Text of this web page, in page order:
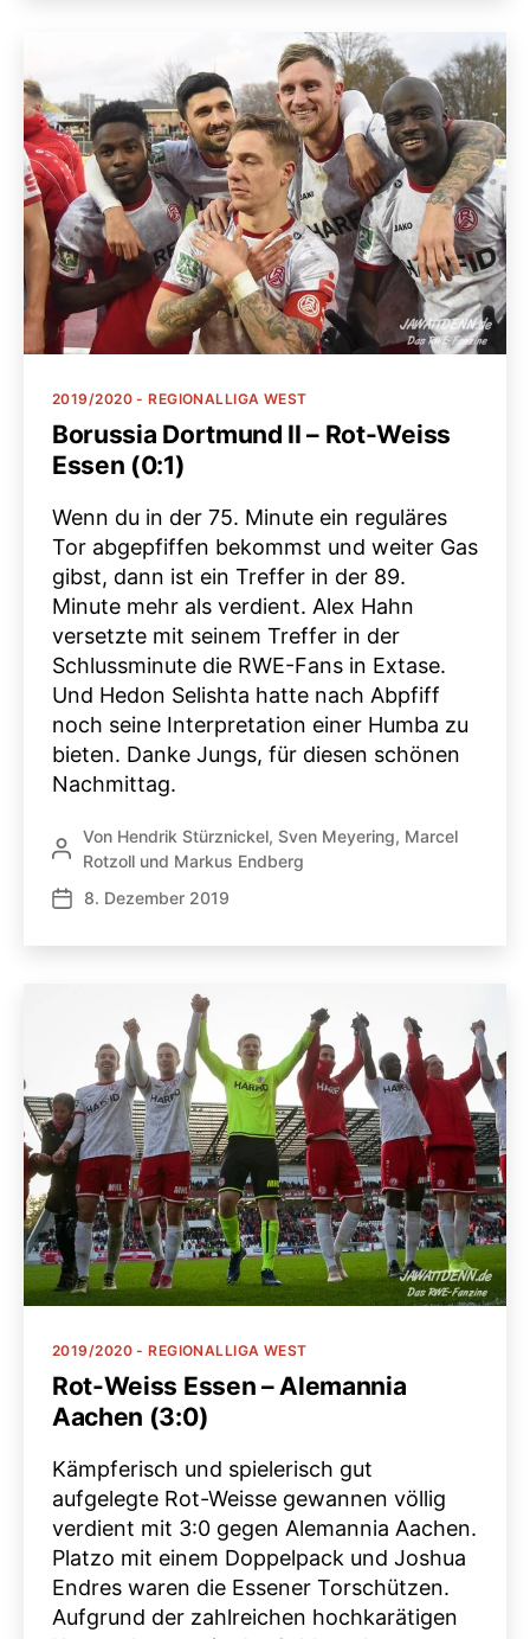
Kategorien
2019/2020 - REGIONALLIGA WEST
Borussia Dortmund II – Rot-Weiss
Essen (0:1)
Wenn du in der 75. Minute ein reguläres
Tor abgepfiffen bekommst und weiter Gas
gibst, dann ist ein Treffer in der 89.
Minute mehr als verdient. Alex Hahn
versetzte mit seinem Treffer in der
Schlussminute die RWE-Fans in Extase.
Und Hedon Selishta hatte nach Abpfiff
noch seine Interpretation einer Humba zu
bieten. Danke Jungs, für diesen schönen
Nachmittag.
Beitragsautor
Von Hendrik Stürznickel, Sven Meyering, Marcel
Rotzoll und Markus Endberg
Veröffentlichungsdatum
8. Dezember 2019
Kategorien
2019/2020 - REGIONALLIGA WEST
Rot-Weiss Essen – Alemannia
Aachen (3:0)
Kämpferisch und spielerisch gut
aufgelegte Rot-Weisse gewannen völlig
verdient mit 3:0 gegen Alemannia Aachen.
Platzo mit einem Doppelpack und Joshua
Endres waren die Essener Torschützen.
Aufgrund der zahlreichen hochkarätigen